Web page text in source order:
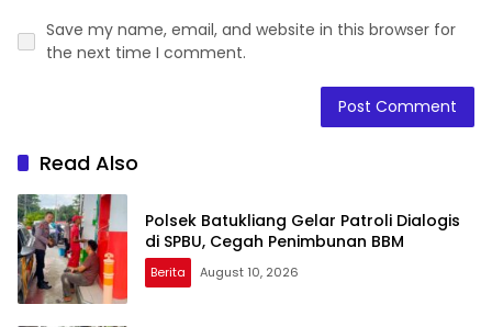
Save my name, email, and website in this browser for
the next time I comment.
Read Also
Polsek Batukliang Gelar Patroli Dialogis
di SPBU, Cegah Penimbunan BBM
Berita August 10, 2026